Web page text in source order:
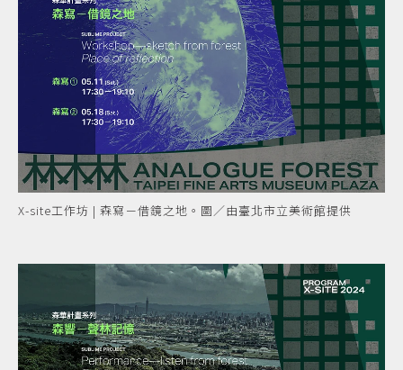
X-site工作坊 | 森寫－借鏡之地。圖／由臺北市立美術館提供